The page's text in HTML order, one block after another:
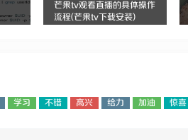
芒果tv观看直播的具体操作
流程(芒果tv下载安装)
学习 不错 高兴 给力 加油 惊喜